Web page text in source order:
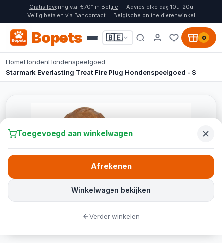
Gratis levering v.a. €70* in België
Advies elke dag 10u-20u
Veilig betalen via Bancontact
Belgische online dierenwinkel
Bopets 🇧🇪 0
HomeHondenHondenspeelgoed
Starmark Everlasting Treat Fire Plug Hondenspeelgoed - S
Toegevoegd aan winkelwagen
Winkelwagen bekijken
Afrekenen
Verder winkelen